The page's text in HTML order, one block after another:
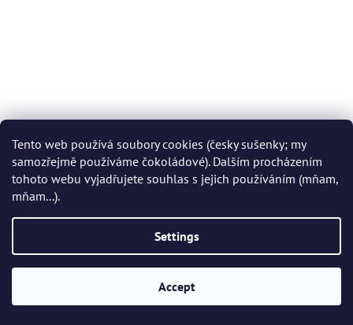
Tento web používá soubory cookies (česky sušenky; my
samozřejmě používáme čokoládové). Dalším procházením
tohoto webu vyjadřujete souhlas s jejich používáním (mňam,
mňam...).
Settings
Accept
F
o